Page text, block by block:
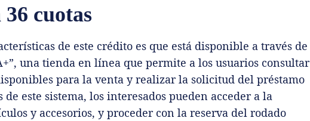
cuotas
de este crédito es que está disponible a través de
una tienda en línea que permite a los usuarios consultar
para la venta y realizar la solicitud del préstamo
este sistema, los interesados pueden acceder a la
y accesorios, y proceder con la reserva del rodado